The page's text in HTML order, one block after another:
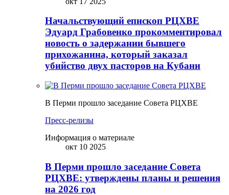
Начальствующий епископ РЦХВЕ
Эдуард Грабовенко прокомментировал
новость о задержании бывшего
прихожанина, который заказал
убийство двух пасторов на Кубани
В Перми прошло заседание Совета РЦХВЕ
Пресс-релизы
Информация о материале
окт 10 2025
В Перми прошло заседание Совета
РЦХВЕ: утверждены планы и решения
на 2026 год